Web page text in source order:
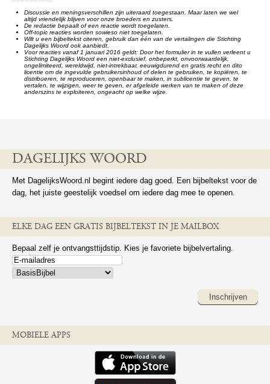
Discussie en meningsverschillen zijn uiteraard toegestaan. Maar laten we wel
altijd vriendelijk blijven voor onze broeders en zusters.
De redactie bepaalt of een reactie wordt toegelaten.
Off-topic reacties worden sowieso niet toegelaten.
Wilt u een bijbeltekst citeren, gebruik dan één van de vertalingen die Stichting
Dagelijks Woord ook aanbiedt.
Voor reacties vanaf 1 januari 2016 geldt: Door het formulier in te vullen verleent u
Stichting Dagelijks Woord een niet-exclusief, onbeperkt, onvoorwaardelijk,
ongelimiteerd, wereldwijd, niet-intrekbaar, eeuwigdurend en gratis recht en dito
licentie om de ingevulde gebruikersinhoud of delen te gebruiken, te kopiëren, te
distribueren, te reproduceren, openbaar te maken, in sublicentie te geven, te
vertalen, te wijzigen, weer te geven, er afgeleide werken van te maken of deze
anderszins te exploiteren, ongeacht op welke wijze.
DAGELIJKS WOORD
Met DagelijksWoord.nl begint iedere dag goed. Een bijbeltekst voor de
dag, het juiste geestelijk voedsel om iedere dag mee te openen.
ELKE DAG EEN GRATIS BIJBELTEKST IN JE MAILBOX
Bepaal zelf je ontvangsttijdstip. Kies je favoriete bijbelvertaling.
Inschrijven
MOBIELE APPS